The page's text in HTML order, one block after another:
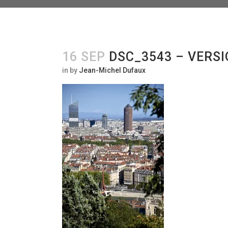
16 SEP DSC_3543 –
in by Jean-Michel Dufaux